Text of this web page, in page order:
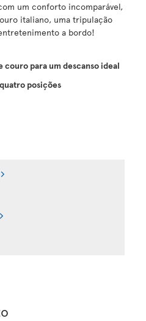
um conforto incomparável,
italiano, uma tripulação
a bordo!
couro para um descanso ideal
posições